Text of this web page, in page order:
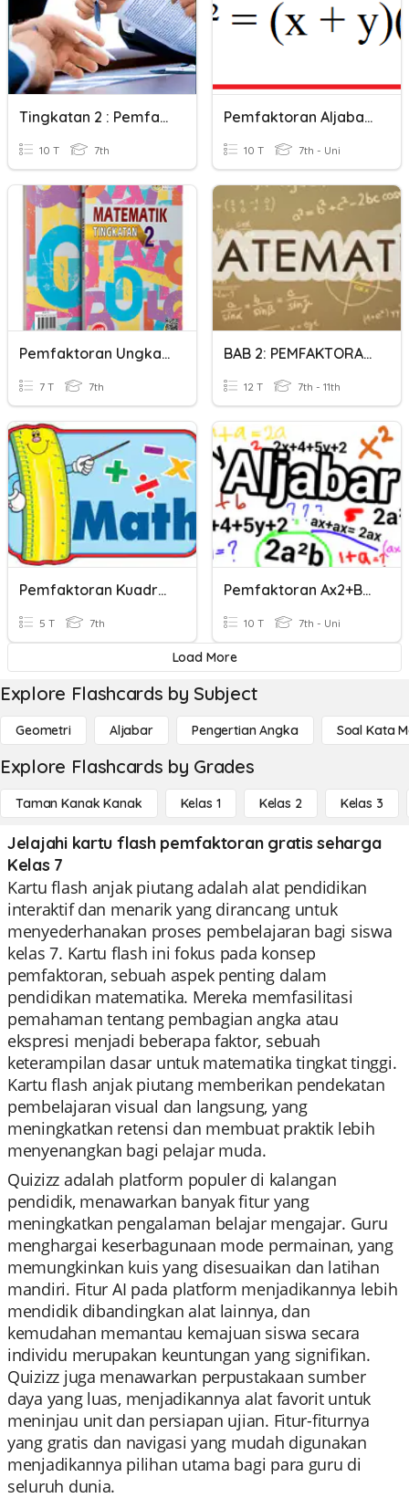
Tingkatan 2 : Pemfaktoran Dan Kembangan
10 T 7th
Pemfaktoran Aljabar (Selisih Dua Kuadrat)
10 T 7th - Uni
Pemfaktoran Ungkapan Algebra
7 T 7th
BAB 2: PEMFAKTORAN DAN PECAHAN ALGEBRA
12 T 7th - 11th
Pemfaktoran Kuadrat
5 T 7th
Pemfaktoran Ax2+bx+c ; A=1
10 T 7th - Uni
Load More
Explore Flashcards by Subject
Geometri Aljabar Pengertian Angka Soal Kata
Explore Flashcards by Grades
Taman Kanak Kanak Kelas 1 Kelas 2 Kelas 3
Jelajahi kartu flash pemfaktoran gratis seharga
Kelas 7
Kartu flash anjak piutang adalah alat pendidikan
interaktif dan menarik yang dirancang untuk
menyederhanakan proses pembelajaran bagi siswa
kelas 7. Kartu flash ini fokus pada konsep
pemfaktoran, sebuah aspek penting dalam
pendidikan matematika. Mereka memfasilitasi
pemahaman tentang pembagian angka atau
ekspresi menjadi beberapa faktor, sebuah
keterampilan dasar untuk matematika tingkat tinggi.
Kartu flash anjak piutang memberikan pendekatan
pembelajaran visual dan langsung, yang
meningkatkan retensi dan membuat praktik lebih
menyenangkan bagi pelajar muda.
Quizizz adalah platform populer di kalangan
pendidik, menawarkan banyak fitur yang
meningkatkan pengalaman belajar mengajar. Guru
menghargai keserbagunaan mode permainan, yang
memungkinkan kuis yang disesuaikan dan latihan
mandiri. Fitur AI pada platform menjadikannya lebih
mendidik dibandingkan alat lainnya, dan
kemudahan memantau kemajuan siswa secara
individu merupakan keuntungan yang signifikan.
Quizizz juga menawarkan perpustakaan sumber
daya yang luas, menjadikannya alat favorit untuk
meninjau unit dan persiapan ujian. Fitur-fiturnya
yang gratis dan navigasi yang mudah digunakan
menjadikannya pilihan utama bagi para guru di
seluruh dunia.